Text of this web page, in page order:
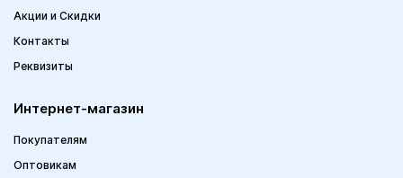
Акции и Скидки
Контакты
Реквизиты
Интернет-магазин
Покупателям
Оптовикам